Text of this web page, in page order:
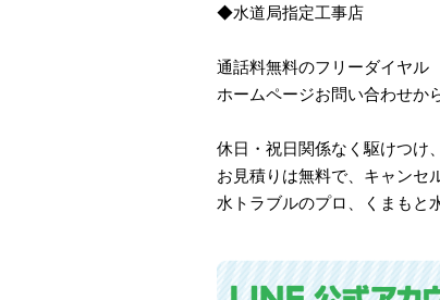
◆水道局指定工事店
通話料無料のフリーダイヤル
ホームページお問い合わせか
休日・祝日関係なく駆けつけ
お見積りは無料で、キャンセ
水トラブルのプロ、くまもと